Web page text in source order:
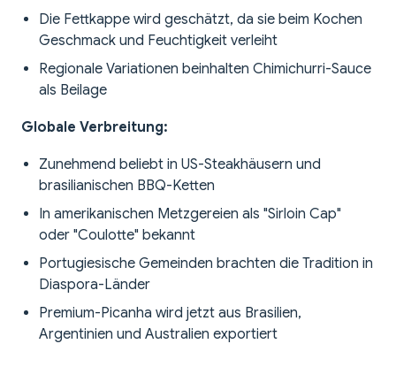
Die Fettkappe wird geschätzt, da sie beim Kochen
Geschmack und Feuchtigkeit verleiht
Regionale Variationen beinhalten Chimichurri-Sauce
als Beilage
Globale Verbreitung:
Zunehmend beliebt in US-Steakhäusern und
brasilianischen BBQ-Ketten
In amerikanischen Metzgereien als "Sirloin Cap"
oder "Coulotte" bekannt
Portugiesische Gemeinden brachten die Tradition in
Diaspora-Länder
Premium-Picanha wird jetzt aus Brasilien,
Argentinien und Australien exportiert